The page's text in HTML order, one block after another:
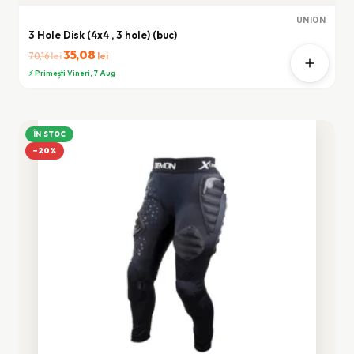
UNION
3 Hole Disk (4x4 , 3 hole) (buc)
70,16leiPrețul
inițial
70,16 lei.
35,08 leiPrețul
curent
⚡ Primești Vineri, 7 Aug
ÎN STOC
−20%